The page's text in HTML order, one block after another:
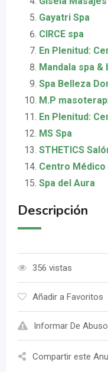
Gayatri Spa
CIRCE spa
En Plenitud:
Mandala spa &
Spa Belleza
M.P
En Plenitud:
MS Spa
STHETICS
Centro Médico
Spa del Aura
Descripción
356 vistas
Añadir a Favoritos
Informar De Abuso
Compartir este